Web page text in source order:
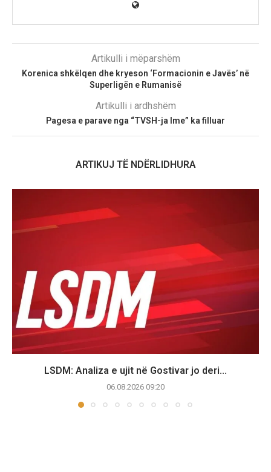
Artikulli i mëparshëm
Korenica shkëlqen dhe kryeson ‘Formacionin e Javës’ në
Superligën e Rumanisë
Artikulli i ardhshëm
Pagesa e parave nga “TVSH-ja Ime” ka filluar
ARTIKUJ TË NDËRLIDHURA
LSDM: Analiza e ujit në Gostivar jo deri...
06.08.2026 09:20